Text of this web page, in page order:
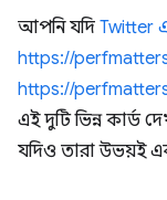
আপনি যদি Twitter
https://
https://
এই দুটি ভিন্ন কার্ড
যদিও তারা উভয়ই